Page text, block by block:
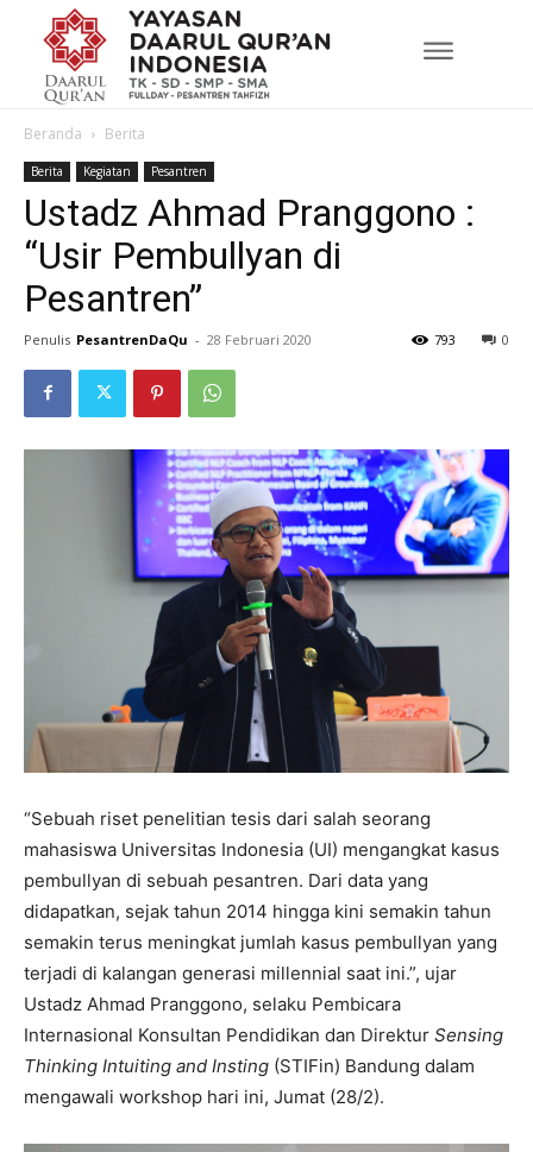
Beranda Berita
Berita Kegiatan Pesantren
Ustadz Ahmad Pranggono :
“Usir Pembullyan di
Pesantren”
Penulis PesantrenDaQu - 28 Februari 2020 0
793
“Sebuah riset penelitian tesis dari salah seorang
mahasiswa Universitas Indonesia (UI) mengangkat kasus
pembullyan di sebuah pesantren. Dari data yang
didapatkan, sejak tahun 2014 hingga kini semakin tahun
semakin terus meningkat jumlah kasus pembullyan yang
terjadi di kalangan generasi millennial saat ini.”, ujar
Ustadz Ahmad Pranggono, selaku Pembicara
Internasional Konsultan Pendidikan dan Direktur Sensing
Thinking Intuiting and Insting (STIFin) Bandung dalam
mengawali workshop hari ini, Jumat (28/2).